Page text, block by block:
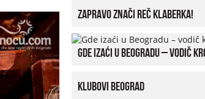
zapravo znači reč klaberka!
Gde izaći u Beogradu – vodič
Klubovi Beograd